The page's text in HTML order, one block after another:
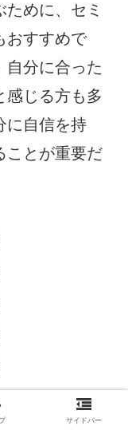
めに、セミ
おすすめで
自分に合った
感じる方も多
に自信を持
ことが重要だ
サイドバー